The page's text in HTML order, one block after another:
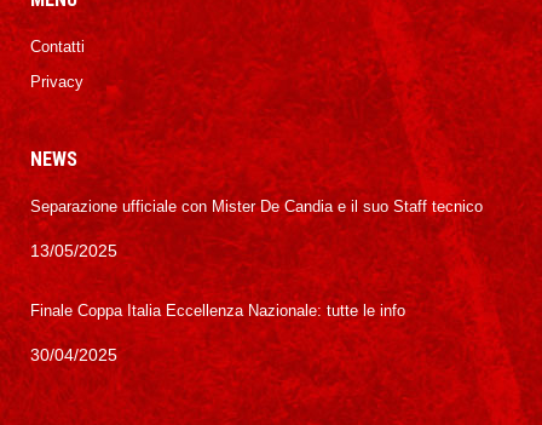
Contatti
Privacy
NEWS
Separazione ufficiale con Mister De Candia e il suo Staff tecnico
13/05/2025
Finale Coppa Italia Eccellenza Nazionale: tutte le info
30/04/2025